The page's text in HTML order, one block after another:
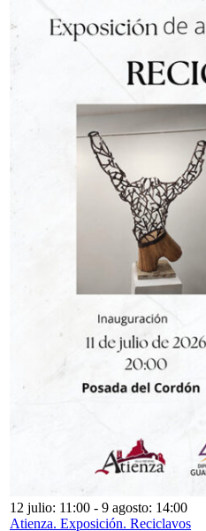
12 julio: 11:00 - 9 agosto: 14:00
Atienza. Exposición. Reciclavos